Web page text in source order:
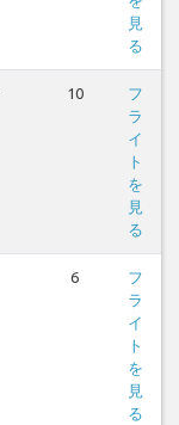
見
る
10
フ
ラ
イ
ト
を
見
る
6
フ
ラ
イ
ト
を
見
る